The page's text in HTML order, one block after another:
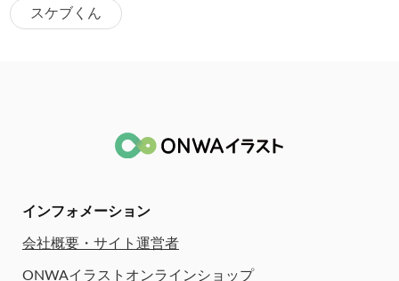
スケブくん
インフォメーション
会社概要・サイト運営者
ONWAイラストオンラインショップ